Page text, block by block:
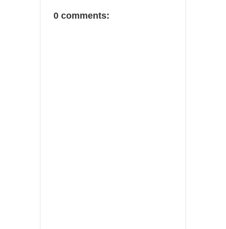
0 comments: